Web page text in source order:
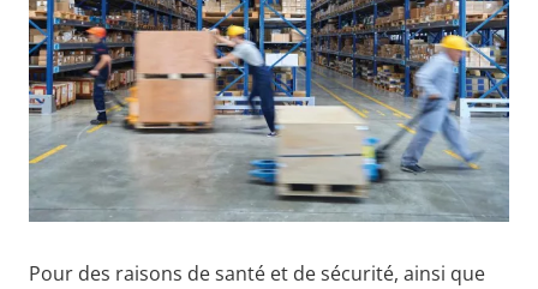
Pour des raisons de santé et de sécurité, ainsi que